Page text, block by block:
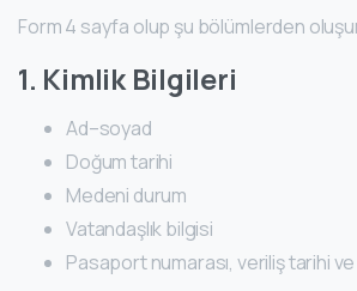
Form 4 sayfa olup şu bölümlerden
1. Kimlik Bilgileri
Ad–soyad
Doğum tarihi
Medeni durum
Vatandaşlık bilgisi
Pasaport numarası, veriliş tarihi